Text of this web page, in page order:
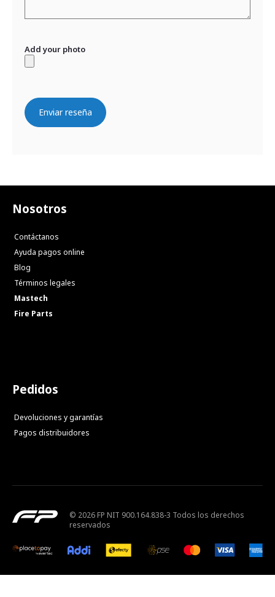
Add your photo
Enviar reseña
Nosotros
Contáctanos
Ayuda pagos online
Blog
Términos legales
Mastech
Fire Parts
Pedidos
Devoluciones y garantías
Pagos distribuidores
© 2026 FP NIT 900.164.838-3 Todos los derechos
reservados